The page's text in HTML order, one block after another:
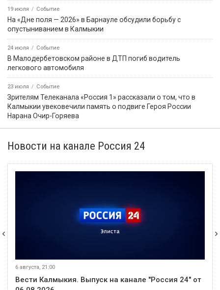
19 июля Событие
На «Дне поля — 2026» в Барнауле обсудили борьбу с
опустыниванием в Калмыкии
24 июля Событие
В Малодербетовском районе в ДТП погиб водитель
легкового автомобиля
23 июля Событие
Зрителям Телеканала «Россия 1» рассказали о том, что в
Калмыкии увековечили память о подвиге Героя России
Нарана Очир-Горяева
Новости на канале Россия 24
6 августа, 21:00
Вести Калмыкия. Выпуск на канале "Россия 24" от